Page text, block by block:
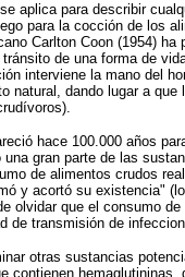
aplica para describir
para la cocción de los
Carlton Coon (1954)
de una forma de
interviene la mano del
natural, dando lugar a
hace 100.000 años
gran parte de las
de alimentos crudos
y acortó su existencia"
olvidar que el consumo
de transmisión de
otras sustancias
contienen